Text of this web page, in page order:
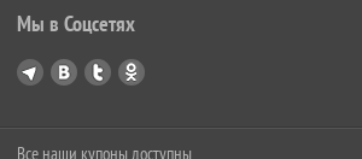
Мы в Соцсетях
Все наши купоны доступны